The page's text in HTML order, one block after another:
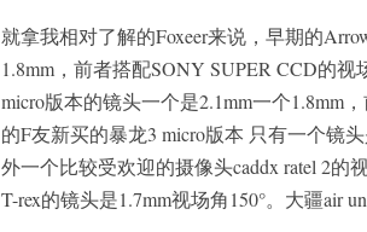
就拿我相对了解的Foxeer来说，早期的
1.8mm，前者搭配SONY SUPER CCD的视
micro版本的镜头一个是2.1mm一个1.8mm
的F友新买的暴龙3 micro版本 只有一个镜
外一个比较受欢迎的摄像头caddx ratel 2的
T-rex的镜头是1.7mm视场角150°。大疆air